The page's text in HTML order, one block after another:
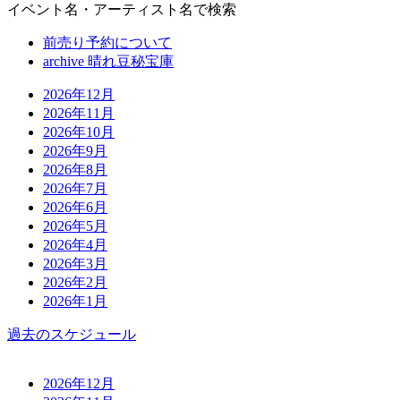
イベント名・アーティスト名で検索
前売り予約について
archive 晴れ豆秘宝庫
2026年12月
2026年11月
2026年10月
2026年9月
2026年8月
2026年7月
2026年6月
2026年5月
2026年4月
2026年3月
2026年2月
2026年1月
過去のスケジュール
2026年12月